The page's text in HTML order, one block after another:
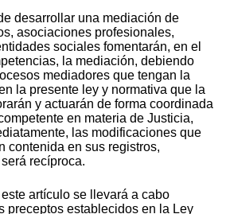
desarrollar una mediación de
asociaciones profesionales,
sociales fomentarán, en el
la mediación, debiendo
mediadores que tengan la
la presente ley y normativa que la
y actuarán de forma coordinada
en materia de Justicia,
las modificaciones que
contenida en sus registros,
recíproca.
artículo se llevará a cabo
preceptos establecidos en la Ley